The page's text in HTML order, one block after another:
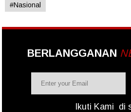
#Nasional
BERLANGGANAN
Ikuti Kami di